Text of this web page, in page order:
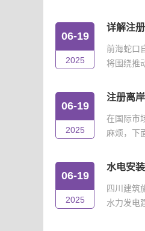
06-19
2025
详解注
前海蛇口
将围绕推
06-19
2025
注册离
在国际市
麻烦，下
06-19
2025
水电安
四川建筑
水力发电